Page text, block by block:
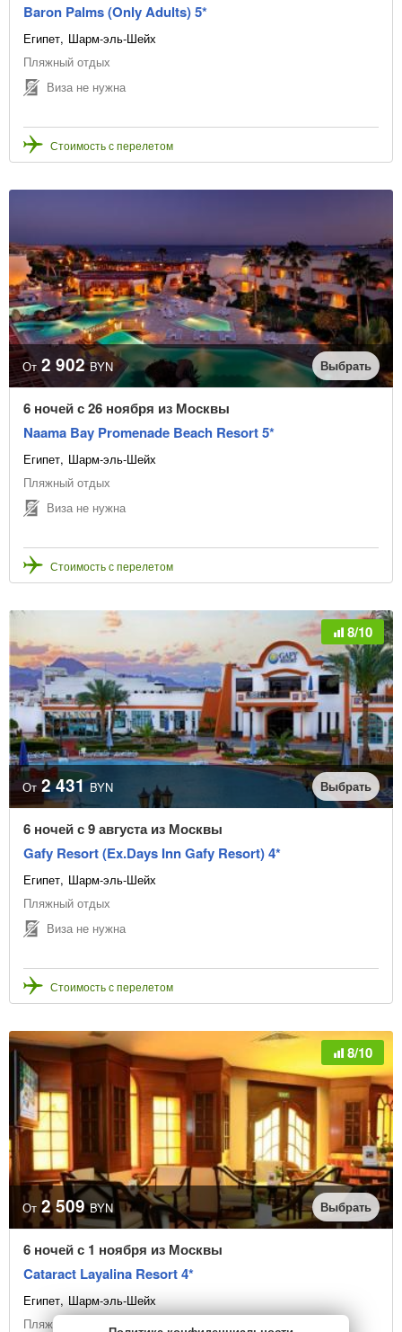
Baron Palms (Only Adults) 5*
Египет Шарм-эль-Шейх
Пляжный отдых
Виза не нужна
Стоимость с перелетом
От 2 902 BYN Выбрать
6 ночей с 26 ноября из Москвы
Naama Bay Promenade Beach Resort 5*
Египет Шарм-эль-Шейх
Пляжный отдых
Виза не нужна
Стоимость с перелетом
8/10
От 2 431 BYN Выбрать
6 ночей с 9 августа из Москвы
Gafy Resort (Ex.Days Inn Gafy Resort) 4*
Египет Шарм-эль-Шейх
Пляжный отдых
Виза не нужна
Стоимость с перелетом
8/10
От 2 509 BYN Выбрать
6 ночей с 1 ноября из Москвы
Cataract Layalina Resort 4*
Египет Шарм-эль-Шейх
Пляжный отдых